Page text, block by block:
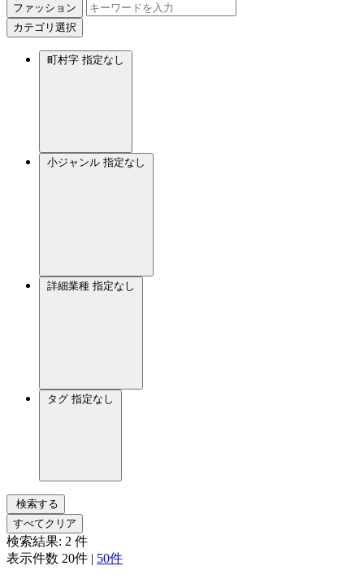
ファッション
カテゴリ選択
町村字 指定なし
小ジャンル 指定なし
詳細業種 指定なし
タグ 指定なし
検索する
すべてクリア
検索結果: 2 件
表示件数 20件 | 50件